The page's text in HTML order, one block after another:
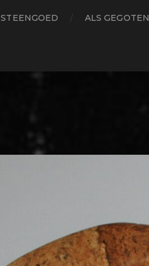
STEENGOED ALS GEGOTEN